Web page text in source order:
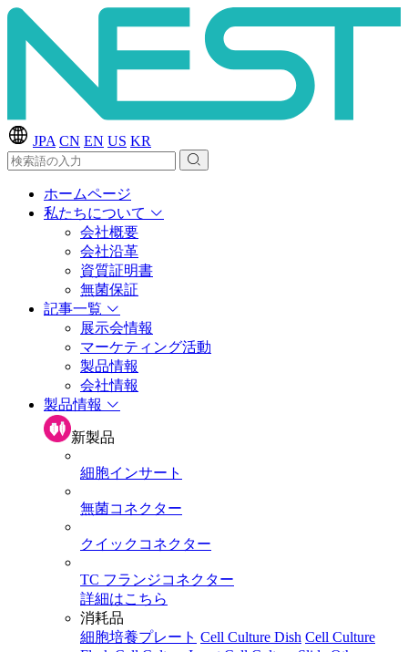
JPA CN EN US KR
ホームページ
私たちについて
会社概要
会社沿革
資質証明書
無菌保証
記事一覧
展示会情報
マーケティング活動
製品情報
会社情報
製品情報
新製品
細胞インサート
無菌コネクター
クイックコネクター
TC フランジコネクター
詳細はこちら
消耗品
細胞培養プレート Cell Culture Dish Cell Culture